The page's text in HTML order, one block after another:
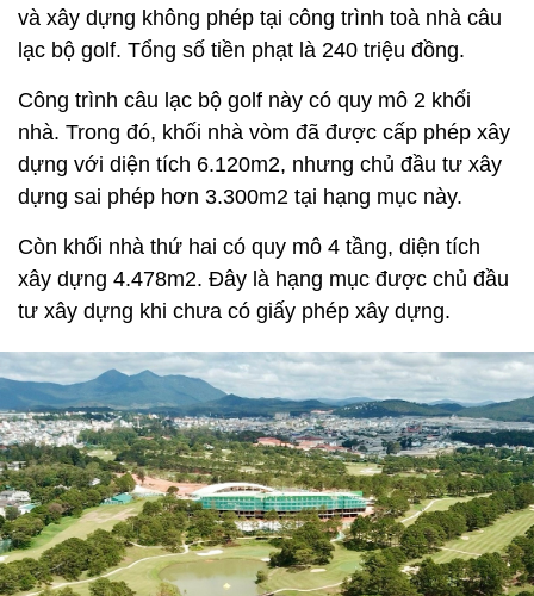
và xây dựng không phép tại công trình toà nhà câu
lạc bộ golf. Tổng số tiền phạt là 240 triệu đồng.
Công trình câu lạc bộ golf này có quy mô 2 khối
nhà. Trong đó, khối nhà vòm đã được cấp phép xây
dựng với diện tích 6.120m2, nhưng chủ đầu tư xây
dựng sai phép hơn 3.300m2 tại hạng mục này.
Còn khối nhà thứ hai có quy mô 4 tầng, diện tích
xây dựng 4.478m2. Đây là hạng mục được chủ đầu
tư xây dựng khi chưa có giấy phép xây dựng.